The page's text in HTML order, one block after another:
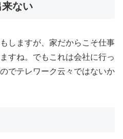
ない
しますが、家だからこそ仕事
すね。でもこれは会社に行っ
でテレワーク云々ではないか